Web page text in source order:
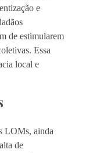
e
de estimularem
Essa
local e
LOMs, ainda
de